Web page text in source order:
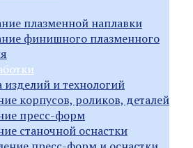
плазменной наплавки
финишного плазменного
изделий и технологий
корпусов, роликов, деталей
пресс-форм
станочной оснастки